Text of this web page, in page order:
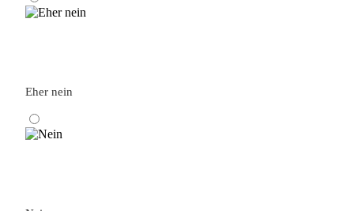
Eher nein